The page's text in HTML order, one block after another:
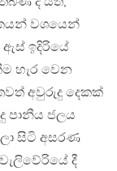
වශයෙන්
ඉදිරියේ
හැර වෙන
අවුරුදු දෙකක්
පානීය ජලය
සිටි අසරණ
දී